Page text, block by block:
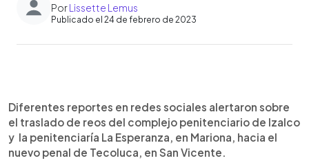
PorLissette Lemus
Publicado el 24 de febrero de 2023
► Escuchar artículo
Diferentes reportes en redes sociales alertaron sobre
el traslado de reos del complejo penitenciario de Izalco
y la penitenciaría La Esperanza, en Mariona, hacia el
nuevo penal de Tecoluca, en San Vicente.